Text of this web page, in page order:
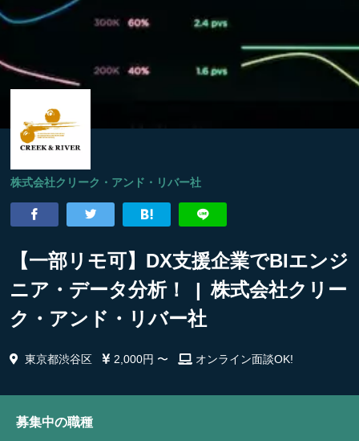
株式会社クリーク・アンド・リバー社
【一部リモ可】DX支援企業でBIエンジ
ニア・データ分析！ | 株式会社クリー
ク・アンド・リバー社
東京都渋谷区 2,000円 〜 オンライン面談OK!
募集中の職種